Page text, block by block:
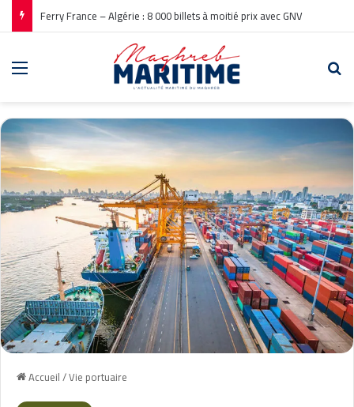
Ferry France – Algérie : 8 000 billets à moitié prix avec GNV
Accueil/Vie portuaire